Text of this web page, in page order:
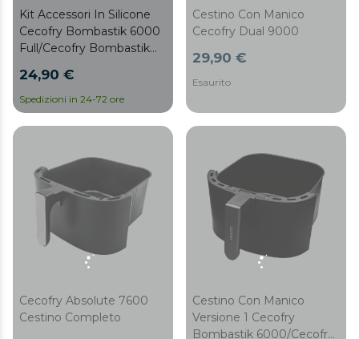
Kit Accessori In Silicone
Cecofry Bombastik 6000
Full/Cecofry Bombastik
24,90 €
Spedizioni in 24-72 ore
Cestino Con Manico
Cecofry Dual 9000
29,90 €
Esaurito
Cecofry Absolute 7600
Cestino Completo
Cestino Con Manico
Versione 1 Cecofry
Bombastik 6000/Cecofry